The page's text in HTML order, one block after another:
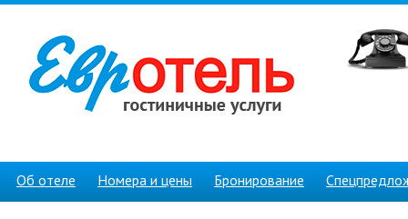
Об отеле Номера и цены Бронирование